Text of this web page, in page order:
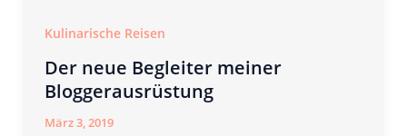
Kulinarische Reisen
Der neue Begleiter meiner
Bloggerausrüstung
März 3, 2019